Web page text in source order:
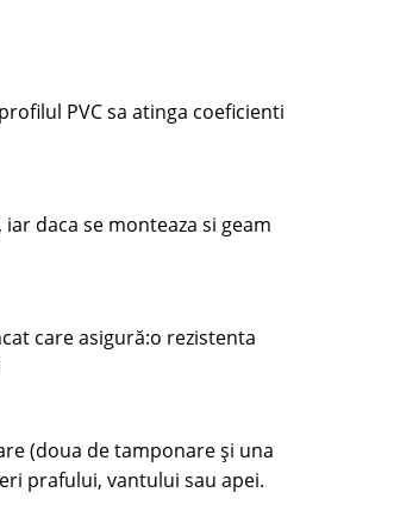
PVC sa atinga coeficienti
daca se monteaza si geam
care asigură:o rezistenta
(doua de tamponare și una
prafului, vantului sau apei.